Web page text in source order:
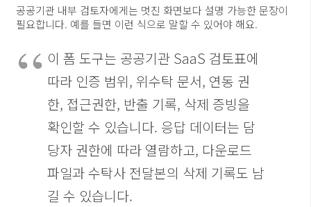
공공기관 내부 검토자에게는 멋진 화면보다 설명 가능한 문장이
필요합니다. 예를 들면 이런 식으로 말할 수 있어야 해요.
이 폼 도구는 공공기관 SaaS 검토표에
따라 인증 범위, 위수탁 문서, 연동 권
한, 접근권한, 반출 기록, 삭제 증빙을
확인할 수 있습니다. 응답 데이터는 담
당자 권한에 따라 열람하고, 다운로드
파일과 수탁사 전달본의 삭제 기록도 남
길 수 있습니다.